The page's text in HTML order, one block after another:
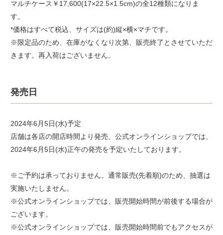
マルチケース￥17,600(17×22.5×1.5cm)の全12種類になりま
す。
*価格はすべて税込、サイズは(約)縦×横×マチです。
※限定品のため、在庫がなくなり次第、販売終了とさせていただ
きます。再入荷はございません。
発売日
2024年6月5日(水)予定
店舗は各店の開店時間より発売、公式オンラインショップでは、
2024年6月5日(水)正午の発売を予定いたしております。
※ご予約は承っておりません。通常販売(先着順)のため、抽選は
実施いたしません。
※公式オンラインショップでは、販売開始時間が前後する場合が
ございます。
※公式オンラインショップでは、販売開始時間前でもアクセスが